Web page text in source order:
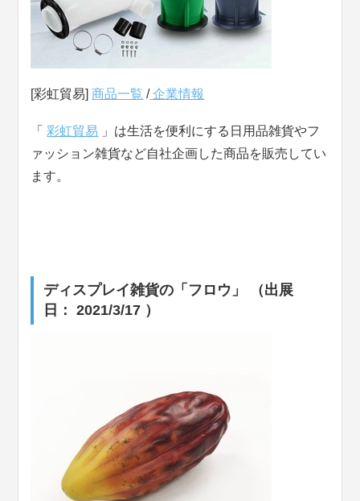
[彩虹貿易]商品一覧 /企業情報
「彩虹貿易 」は生活を便利にする日用品雑貨やフ
ァッション雑貨など自社企画した商品を販売してい
ます。
ディスプレイ雑貨の「フロウ」 （出展
日： 2021/3/17 ）